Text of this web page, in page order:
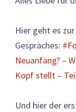
Hier geht es
Gespräches:
Neuanfang? –
Kopf stellt –
Und hier der